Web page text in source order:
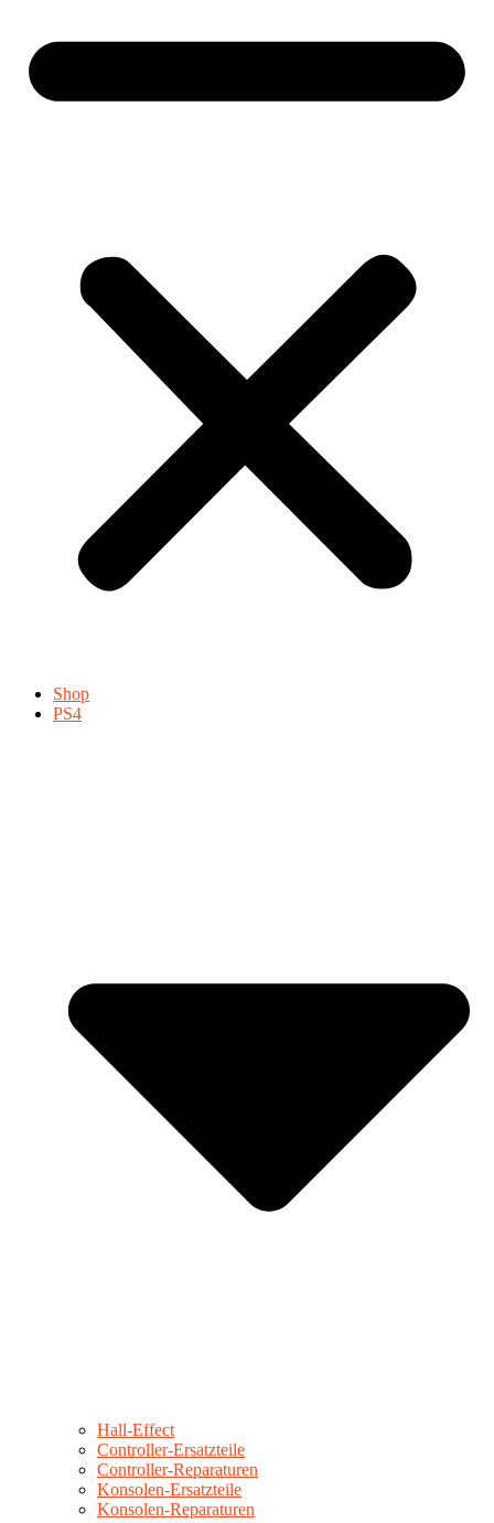
Shop
PS4
Hall-Effect
Controller-Ersatzteile
Controller-Reparaturen
Konsolen-Ersatzteile
Konsolen-Reparaturen